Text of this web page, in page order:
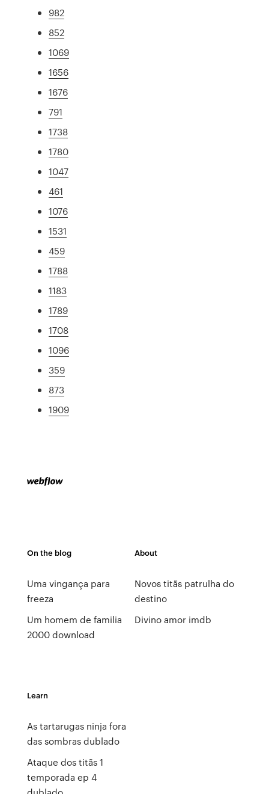
982
852
1069
1656
1676
791
1738
1780
1047
461
1076
1531
459
1788
1183
1789
1708
1096
359
873
1909
On the blog
Uma vingança para
freeza
Um homem de familia
2000 download
About
Novos titãs patrulha do
destino
Divino amor imdb
Learn
As tartarugas ninja fora
das sombras dublado
Ataque dos titãs 1
temporada ep 4